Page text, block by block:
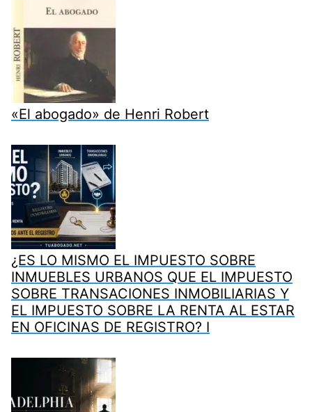
«El abogado» de Henri Robert
¿ES LO MISMO EL IMPUESTO SOBRE
INMUEBLES URBANOS QUE EL IMPUESTO
SOBRE TRANSACIONES INMOBILIARIAS Y
EL IMPUESTO SOBRE LA RENTA AL ESTAR
EN OFICINAS DE REGISTRO? I